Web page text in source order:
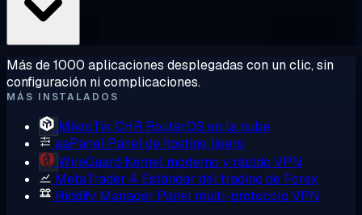
Más de 1000 aplicaciones desplegadas con un clic, sin
configuración ni complicaciones.
MÁS INSTALADOS
MikroTik CHR RouterOS en la nube
aaPanel Panel de hosting ligero
WireGuard Kernel moderno y rápido VPN
MetaTrader 4 Estándar del trading de Forex
Hiddify Manager Panel multi-protocolo VPN